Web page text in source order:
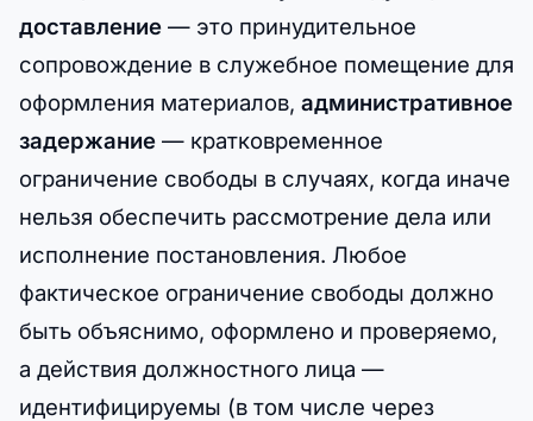
доставление — это принудительное
сопровождение в служебное помещение для
оформления материалов, административное
задержание — кратковременное
ограничение свободы в случаях, когда иначе
нельзя обеспечить рассмотрение дела или
исполнение постановления. Любое
фактическое ограничение свободы должно
быть объяснимо, оформлено и проверяемо,
а действия должностного лица —
идентифицируемы (в том числе через